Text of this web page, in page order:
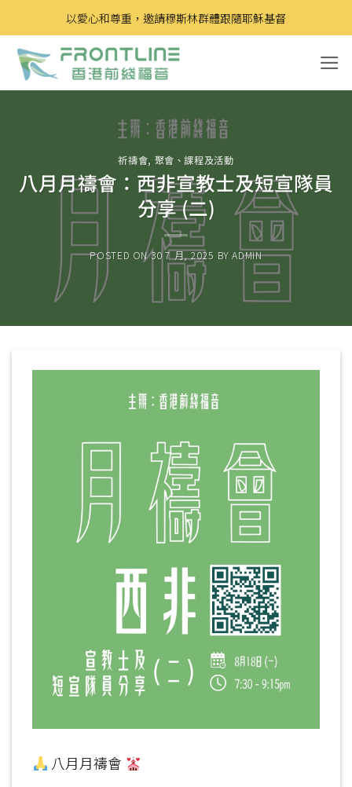
to
content
以愛心和尊重，邀請穆斯林群體跟隨耶穌基督
祈禱會, 聚會、課程及活動
八月月禱會：西非宣教士及短宣隊員
分享 (二)
POSTED ON30 7 月, 2025 BYADMIN
八月月禱會